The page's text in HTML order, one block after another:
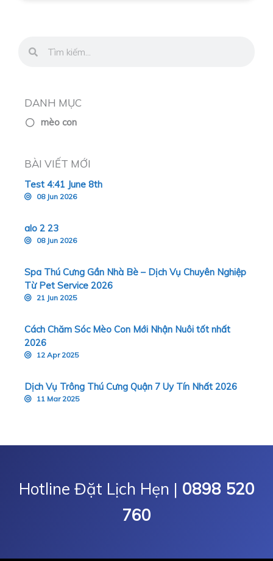
DANH MỤC
mèo con
BÀI VIẾT MỚI
Test 4:41 June 8th
08 Jun 2026
alo 2 23
08 Jun 2026
Spa Thú Cưng Gần Nhà Bè – Dịch Vụ Chuyên Nghiệp
Từ Pet Service 2026
21 Jun 2025
Cách Chăm Sóc Mèo Con Mới Nhận Nuôi tốt nhất
2026
12 Apr 2025
Dịch Vụ Trông Thú Cưng Quận 7 Uy Tín Nhất 2026
11 Mar 2025
Hotline Đặt Lịch Hẹn | 0898 520
760